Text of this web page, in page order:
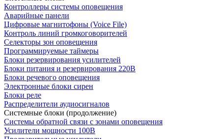
Контроллеры системы оповещения
Аварийные панели
Цифровые магнитофоны (Voice File)
Контроль линий громкоговорителей
Селекторы зон оповещения
Программируемые таймеры
Блоки резервирования усилителей
Блоки питания и резервирования 220В
Блоки речевого оповещения
Электронные блоки сирен
Блоки реле
Распределители аудиосигналов
Системные блоки (продолжение)
Системы обратной связи с зонами оповещения
Усилители мощности 100В